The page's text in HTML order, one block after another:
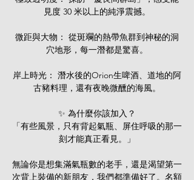
見度 30 米以上的純淨震撼。
微距與大物： 從斑斕的熱帶魚群到神秘的洞
穴地形，每一潛都是驚喜。
岸上時光： 潛水後的Orion生啤酒、道地的阿
古豬料理，還有夜晚微醺的海風。
✨ 為什麼你該加入？
「有些風景，只有背起氣瓶、屏住呼吸的那一
刻才能真正看見。」
無論你是想集滿氣瓶數的老手，還是渴望第一
次背上裝備的新朋友，我們都準備好了。名額